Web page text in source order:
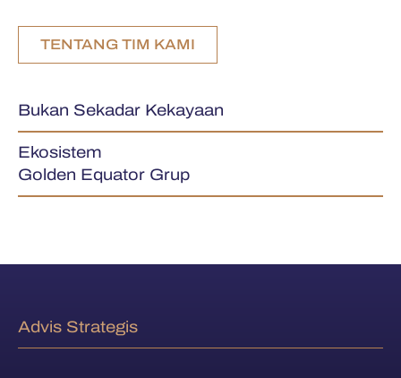
TENTANG TIM KAMI
Bukan Sekadar Kekayaan
Ekosistem
Golden Equator Grup
Advis Strategis